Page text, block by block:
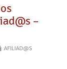
–
AFILIAD@S